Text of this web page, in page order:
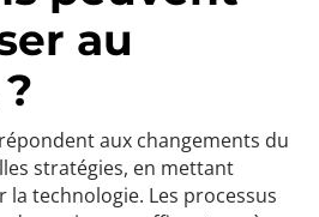
au
aux changements du
stratégies, en mettant
technologie. Les processus